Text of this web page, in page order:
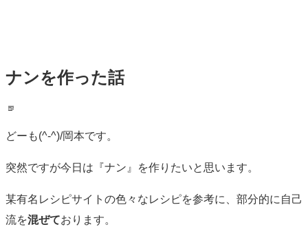
ナンを作った話
どーも(^-^)/岡本です。
突然ですが今日は『ナン』を作りたいと思います。
某有名レシピサイトの色々なレシピを参考に、部分的に自己
流を混ぜております。